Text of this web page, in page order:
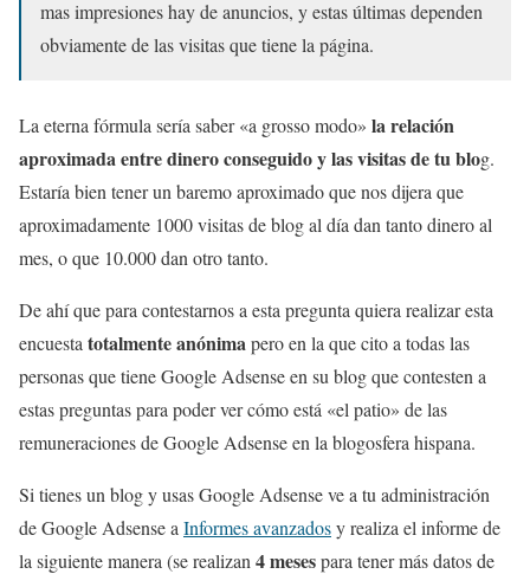
mas impresiones hay de anuncios, y estas últimas dependen
obviamente de las visitas que tiene la página.
La eterna fórmula sería saber «a grosso modo» la relación
aproximada entre dinero conseguido y las visitas de tu blog.
Estaría bien tener un baremo aproximado que nos dijera que
aproximadamente 1000 visitas de blog al día dan tanto dinero al
mes, o que 10.000 dan otro tanto.
De ahí que para contestarnos a esta pregunta quiera realizar esta
encuesta totalmente anónimapero en la que cito a todas las
personas que tiene Google Adsense en su blog que contesten a
estas preguntas para poder ver cómo está «el patio» de las
remuneraciones de Google Adsense en la blogosfera hispana.
Si tienes un blog y usas Google Adsense ve a tu administración
de Google Adsense a Informes avanzadosy realiza el informe de
la siguiente manera (se realizan 4 mesespara tener más datos de